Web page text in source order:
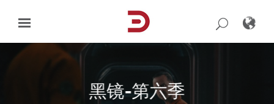
content
黑镜-第六季